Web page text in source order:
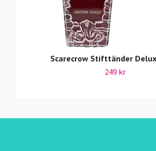
Scarecrow Stifttänder
249 kr